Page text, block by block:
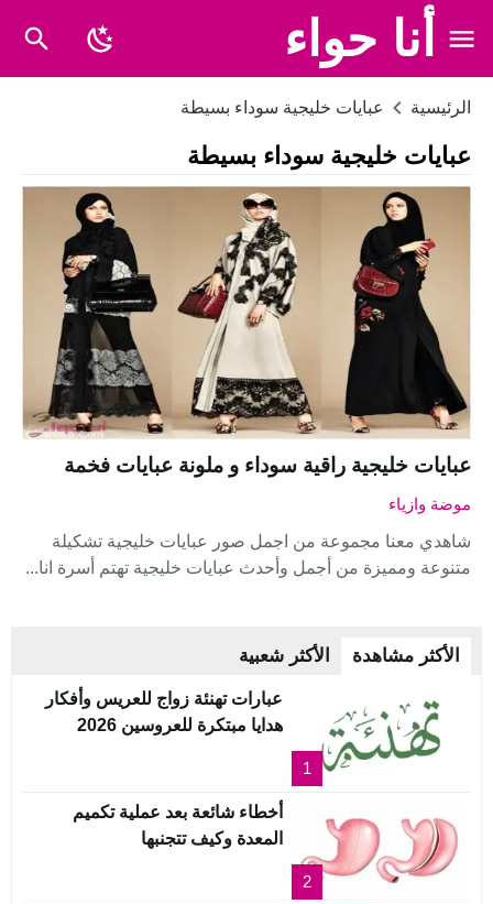
أنا حواء
الرئيسية عبايات خليجية سوداء بسيطة
عبايات خليجية سوداء بسيطة
عبايات خليجية راقية سوداء و ملونة عبايات فخمة
موضة وازياء
شاهدي معنا مجموعة من اجمل صور عبايات خليجية تشكيلة
متنوعة ومميزة من أجمل وأحدث عبايات خليجية تهتم أسرة انا...
الأكثر مشاهدة الأكثر شعبية
1
عبارات تهنئة زواج للعريس وأفكار
هدايا مبتكرة للعروسين 2026
2
أخطاء شائعة بعد عملية تكميم
المعدة وكيف تتجنبها